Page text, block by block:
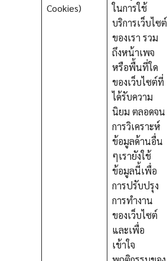
Cookies)
ในการใช้
บริการเว็บไซต์
ของเรา รวม
ถึงหน้าเพจ
หรือพื้นที่ใด
ของเว็บไซต์ที่
ได้รับความ
นิยม ตลอดจน
การวิเคราะห์
ข้อมูลด้านอื่น
ๆเรายังใช้
ข้อมูลนี้เพื่อ
การปรับปรุง
การทำงาน
ของเว็บไซต์
และเพื่อ
เข้าใจ